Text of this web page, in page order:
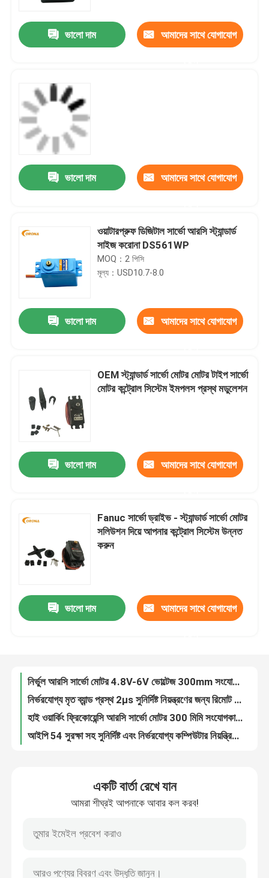
পণ্য
আমাদের সম্পর্কে
মান নিয়ন্ত্রণ
যোগাযোগ করুন
মিনি সার্ভো মোটর
স্ট্যান্ডার্ড সার্ভো মোটর
ভালো দাম আমাদের সাথে যোগাযোগ
ভালো দাম আমাদের সাথে যোগাযোগ
ওয়াটারপ্রুফ ডিজিটাল সার্ভো আরসি স্ট্যান্ডার্ড
সাইজ করোনা DS561WP
MOQ：2 পিসি
মূল্য：USD10.7-8.0
ভালো দাম আমাদের সাথে যোগাযোগ
OEM স্ট্যান্ডার্ড সার্ভো মোটর মোটর টাইপ সার্ভো
মোটর কন্ট্রোল সিস্টেম ইমপলস প্রস্থ মডুলেশন
ভালো দাম আমাদের সাথে যোগাযোগ
Fanuc সার্ভো ড্রাইভ - স্ট্যান্ডার্ড সার্ভো মোটর
সলিউশন দিয়ে আপনার কন্ট্রোল সিস্টেম উন্নত
করুন
ভালো দাম আমাদের সাথে যোগাযোগ
নির্ভুল আরসি সার্ভো মোটর 4.8V-6V ভোল্টেজ 300mm সংযোগকারী তারের দৈর্ঘ্য
মেটাল গিয়ার স্ট্যান্ডার্ড সার্ভো মোটর - শিল্প অ্যাপ্লিকেশনের জন্য নির্ভরযোগ্য
ধাতব গিয়ার সহ স্ট্যান্ডার্ড সার্ভো মোটর
Fanuc সার্ভো ড্রাইভ - স্ট্যান্ডার্ড সার্ভো মোটর সলিউশন দিয়ে আপনার কন্ট্রোল সিস্টেম উন্নত করুন
OEM স্ট্যান্ডার্ড সার্ভো মোটর মোটর টাইপ সার্ভো মোটর কন্ট্রোল সিস্টেম ইমপলস প্রস্থ মডুলেশন
ইউনিসেক্সের জন্য 9g মিনি সার্ভো মোটর
একটি বার্তা রেখে যান
আমরা শীঘ্রই আপনাকে আবার কল করব!